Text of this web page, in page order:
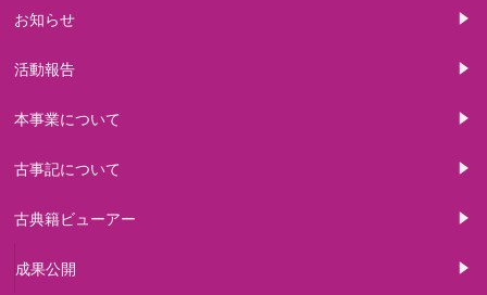
お知らせ
活動報告
本事業について
古事記について
古典籍ビューアー
成果公開